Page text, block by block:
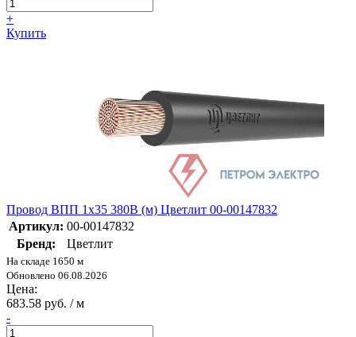
+
Купить
Провод ВПП 1х35 380В (м) Цветлит 00-00147832
Артикул: 00-00147832
Бренд:
Цветлит
На складе 1650 м
Обновлено 06.08.2026
Цена:
683.58 руб. / м
-